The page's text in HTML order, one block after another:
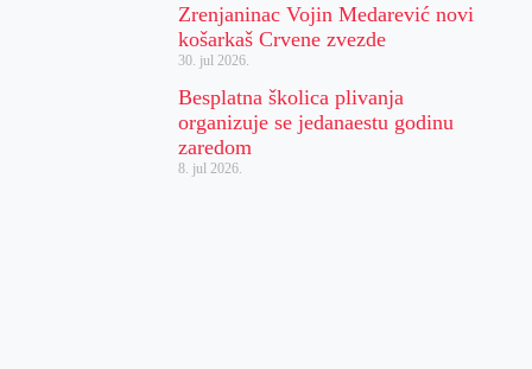
Zrenjaninac Vojin Medarević novi
košarkaš Crvene zvezde
30. jul 2026.
Besplatna školica plivanja
organizuje se jedanaestu godinu
zaredom
8. jul 2026.